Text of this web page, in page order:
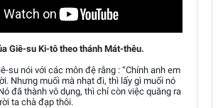
Giê-su Ki-tô theo thánh Mát-thêu.
su nói với các môn đệ rằng : “Chính anh em
Nhưng muối mà nhạt đi, thì lấy gì muối nó
đã thành vô dụng, thì chỉ còn việc quăng ra
ta chà đạp thôi.